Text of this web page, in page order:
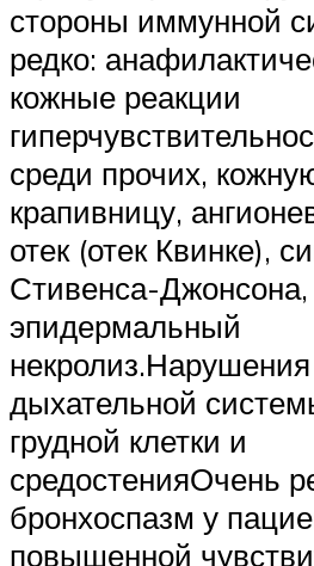
стороны иммунной
редко:
кожные реакции
среди прочих,
крапивницу,
отек (отек Квинке),
Стивенса-Джонсона,
эпидермальный
дыхательной
грудной клетки и
средостенияОчень
бронхоспазм у
повышенной